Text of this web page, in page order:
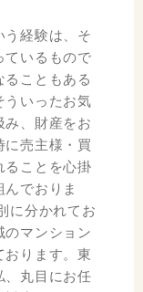
う経験は、そ
ているもので
ることもある
ういったお気
み、財産をお
に売主様・買
ることを心掛
でおりま
に分かれてお
のマンション
おります。東
、丸目にお任